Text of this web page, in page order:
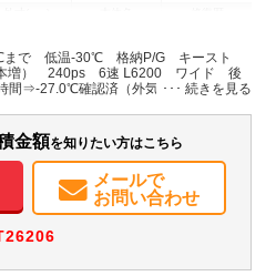
W:2,490
H:3,250
無
ドウ
で 低温-30℃ 格納P/G キースト
本増） 240ps 6速 Ⅼ6200 ワイド 後
間⇒-27.0℃確認済（外気温17℃前後）
金額を知りたい方はこちら
メールで
お問い合わせ